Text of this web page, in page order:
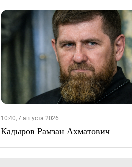
10:40, 7 августа 2026
Кадыров Рамзан Ахматович